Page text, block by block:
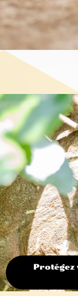
Protégez